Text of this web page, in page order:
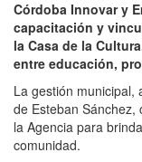
Córdoba Innovar y
capacitación y
la Casa de la
entre educación,
La gestión municipal,
de Esteban
la Agencia para
comunidad.